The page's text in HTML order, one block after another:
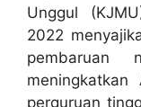
Unggul
2022
pembaruan
meningkatkan
perguruan